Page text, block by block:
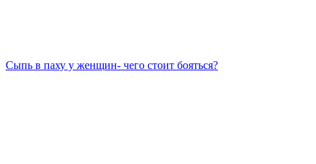
Сыпь в паху у женщин- чего стоит бояться?